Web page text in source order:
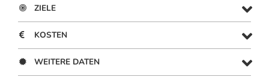
ZIELE
KOSTEN
WEITERE DATEN